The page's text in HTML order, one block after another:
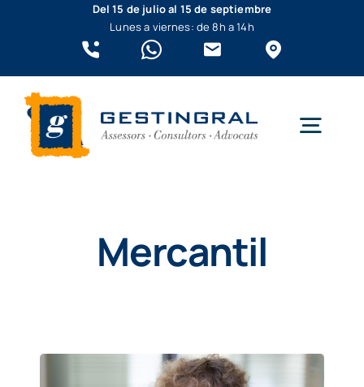
Del 15 de julio al 15 de septiembre
Lunes a viernes: de 8h a 14h
Empresas
Particulares
Mercantil